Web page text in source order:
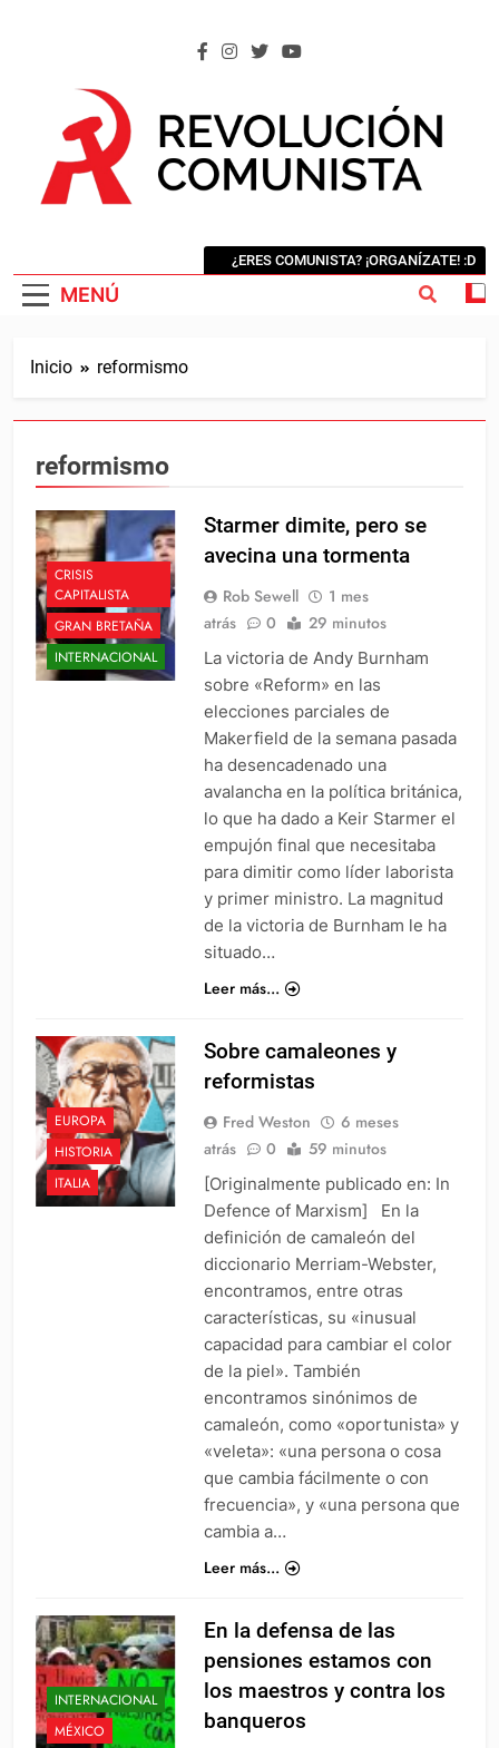
MENÚ
¿ERES COMUNISTA? ¡ORGANÍZATE! :D
Inicio reformismo
reformismo
CRISIS
CAPITALISTA
GRAN BRETAÑA
INTERNACIONAL
Starmer dimite, pero se
avecina una tormenta
Rob Sewell
1 mes
atrás
0 29 minutos
La victoria de Andy Burnham
sobre «Reform» en las
elecciones parciales de
Makerfield de la semana pasada
ha desencadenado una
avalancha en la política británica,
lo que ha dado a Keir Starmer el
empujón final que necesitaba
para dimitir como líder laborista
y primer ministro. La magnitud
de la victoria de Burnham le ha
situado…
Leer más...
EUROPA
HISTORIA
ITALIA
Sobre camaleones y
reformistas
Fred Weston
6 meses
atrás
0 59 minutos
[Originalmente publicado en: In
Defence of Marxism] En la
definición de camaleón del
diccionario Merriam-Webster,
encontramos, entre otras
características, su «inusual
capacidad para cambiar el color
de la piel». También
encontramos sinónimos de
camaleón, como «oportunista» y
«veleta»: «una persona o cosa
que cambia fácilmente o con
frecuencia», y «una persona que
cambia a…
Leer más...
INTERNACIONAL
MÉXICO
En la defensa de las
pensiones estamos con
los maestros y contra los
banqueros